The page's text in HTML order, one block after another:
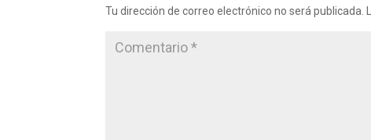
Tu dirección de correo electrónico no será publicada.